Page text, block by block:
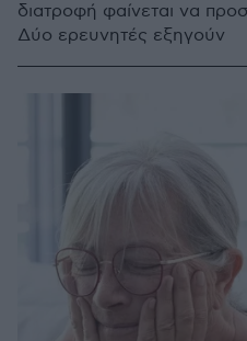
διατροφή φαίνεται να
Δύο ερευνητές εξηγούν